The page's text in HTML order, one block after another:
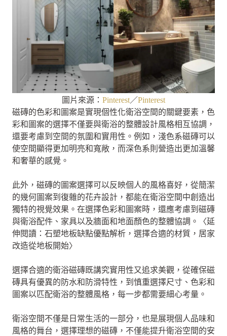
圖片來源： Pinterest／Pinterest
磁磚的色彩和圖案是實現個性化衛浴空間的關鍵要素，色
彩和圖案的選擇不僅要與衛浴的整體設計風格相互協調，
還要考慮到空間的氛圍和實用性。例如，淺色系磁磚可以
使空間顯得更加明亮和寬敞，而深色系則營造出更加溫馨
和奢華的感覺。
此外，磁磚的圖案選擇可以反映個人的風格喜好，從簡潔
的幾何圖案到復雜的花卉設計，都能在衛浴空間中創造出
獨特的視覺效果。在選擇色彩和圖案時，還應考慮到磁磚
與衛浴配件、家具以及牆面和地面顏色的整體協調。〈延
伸閱讀：石塑地板缺點優點解析，選擇合適的材質，居家
改造從地板開始〉
選擇合適的衛浴磁磚既講究實用性又追求美觀，從確保磁
磚具有優異的防水和防滑特性，到慎重選擇尺寸、色彩和
圖案以匹配衛浴的整體風格，每一步都需要細心考量。
衛浴空間不僅是日常生活的一部分，也是展現個人品味和
風格的舞台，選擇理想的磁磚，不僅能提升衛浴空間的安